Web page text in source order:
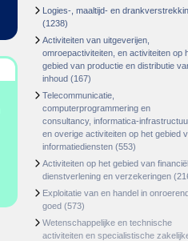
Logies-, maaltijd- en
(1238)
Activiteiten van uitgeverijen,
omroepactiviteiten, en activiteiten op
gebied van productie en distributie
inhoud (167)
Telecommunicatie,
computerprogrammering en
consultancy, informatica-
en overige activiteiten op het gebied
informatiediensten (553)
Activiteiten op het gebied van
dienstverlening en verzekeringen
Exploitatie van en handel in
goed (573)
Wetenschappelijke en technische
activiteiten en specialistische